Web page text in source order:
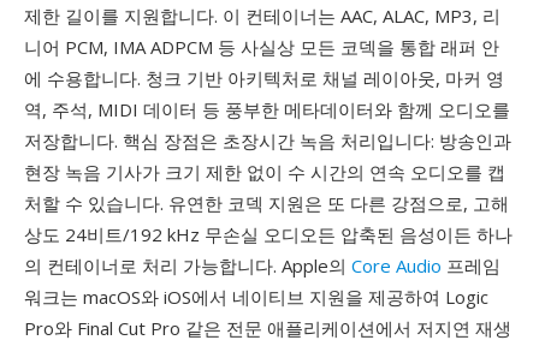
제한 길이를 지원합니다. 이 컨테이너는 AAC, ALAC, MP3, 리
니어 PCM, IMA ADPCM 등 사실상 모든 코덱을 통합 래퍼 안
에 수용합니다. 청크 기반 아키텍처로 채널 레이아웃, 마커 영
역, 주석, MIDI 데이터 등 풍부한 메타데이터와 함께 오디오를
저장합니다. 핵심 장점은 초장시간 녹음 처리입니다: 방송인과
현장 녹음 기사가 크기 제한 없이 수 시간의 연속 오디오를 캡
처할 수 있습니다. 유연한 코덱 지원은 또 다른 강점으로, 고해
상도 24비트/192 kHz 무손실 오디오든 압축된 음성이든 하나
의 컨테이너로 처리 가능합니다. Apple의 Core Audio 프레임
워크는 macOS와 iOS에서 네이티브 지원을 제공하여 Logic
Pro와 Final Cut Pro 같은 전문 애플리케이션에서 저지연 재생